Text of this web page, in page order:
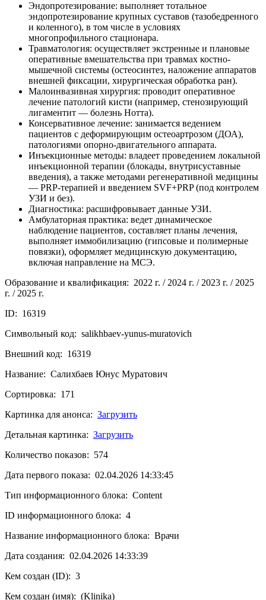
Эндопротезирование: выполняет тотальное
эндопротезирование крупных суставов (тазобедренного
и коленного), в том числе в условиях
многопрофильного стационара.
Травматология: осуществляет экстренные и плановые
оперативные вмешательства при травмах костно-
мышечной системы (остеосинтез, наложение аппаратов
внешней фиксации, хирургическая обработка ран).
Малоинвазивная хирургия: проводит оперативное
лечение патологий кисти (например, стенозирующий
лигаментит — болезнь Нотта).
Консервативное лечение: занимается ведением
пациентов с деформирующим остеоартрозом (ДОА),
патологиями опорно-двигательного аппарата.
Инъекционные методы: владеет проведением локальной
инъекционной терапии (блокады, внутрисуставные
введения), а также методами регенеративной медицины
— PRP-терапией и введением SVF+PRP (под контролем
УЗИ и без).
Диагностика: расшифровывает данные УЗИ.
Амбулаторная практика: ведет динамическое
наблюдение пациентов, составляет планы лечения,
выполняет иммобилизацию (гипсовые и полимерные
повязки), оформляет медицинскую документацию,
включая направление на МСЭ.
Образование и квалификация: 2022 г. / 2024 г. / 2023 г. / 2025
г. / 2025 г.
ID: 16319
Символьный код: salikhbaev-yunus-muratovich
Внешний код: 16319
Название: Салихбаев Юнус Муратович
Сортировка: 171
Картинка для анонса: Загрузить
Детальная картинка: Загрузить
Количество показов: 574
Дата первого показа: 02.04.2026 14:33:45
Тип информационного блока: Content
ID информационного блока: 4
Название информационного блока: Врачи
Дата создания: 02.04.2026 14:33:39
Кем создан (ID): 3
Кем создан (имя): (Klinika)